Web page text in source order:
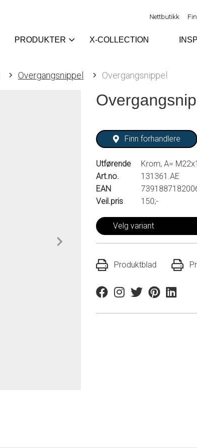
Nettbutikk
PRODUKTER X-COLLECTION
Overgangsnippel Overgangsnippel
Finn forhandlere
Utførende
Krom, A=
Art.no.
131361.AE
EAN
Veil.pris
150;-
Velg variant
Produktblad
FacebookInstagram
TwitterPinterestLinkedin